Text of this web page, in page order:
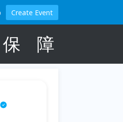
Create Event
保 障